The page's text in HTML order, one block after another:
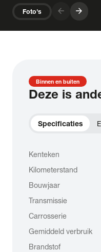
Foto's arrow_forward arrow_forward
Binnen en buiten
Deze is
Specificaties
Kenteken
Kilometerstand
Bouwjaar
Transmissie
Carrosserie
Gemiddeld verbruik
Brandstof